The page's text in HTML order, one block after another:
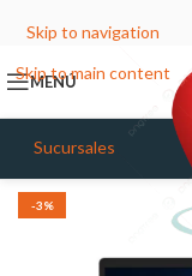
Skip to navigation
Skip to main content
MENÚ
Sucursales
-3%